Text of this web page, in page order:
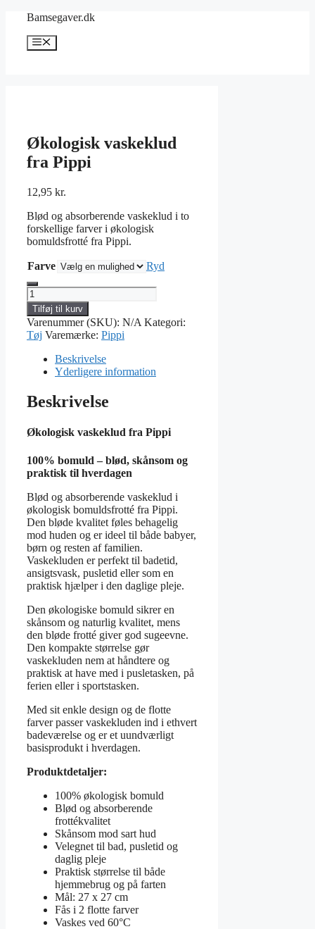
indhold
Bamsegaver.dk
Menu
Økologisk vaskeklud
fra Pippi
12,95 kr.
Blød og absorberende vaskeklud i to
forskellige farver i økologisk
bomuldsfrotté fra Pippi.
Farve Ryd
Økologisk
vaskeklud
fra
Pippi
antal
Tilføj til kurv
Varenummer (SKU): N/A Kategori:
Tøj Varemærke: Pippi
Beskrivelse
Yderligere information
Beskrivelse
Økologisk vaskeklud fra Pippi
100% bomuld – blød, skånsom og
praktisk til hverdagen
Blød og absorberende vaskeklud i
økologisk bomuldsfrotté fra Pippi.
Den bløde kvalitet føles behagelig
mod huden og er ideel til både babyer,
børn og resten af familien.
Vaskekluden er perfekt til badetid,
ansigtsvask, pusletid eller som en
praktisk hjælper i den daglige pleje.
Den økologiske bomuld sikrer en
skånsom og naturlig kvalitet, mens
den bløde frotté giver god sugeevne.
Den kompakte størrelse gør
vaskekluden nem at håndtere og
praktisk at have med i pusletasken, på
ferien eller i sportstasken.
Med sit enkle design og de flotte
farver passer vaskekluden ind i ethvert
badeværelse og er et uundværligt
basisprodukt i hverdagen.
Produktdetaljer:
100% økologisk bomuld
Blød og absorberende
frottékvalitet
Skånsom mod sart hud
Velegnet til bad, pusletid og
daglig pleje
Praktisk størrelse til både
hjemmebrug og på farten
Mål: 27 x 27 cm
Fås i 2 flotte farver
Vaskes ved 60°C